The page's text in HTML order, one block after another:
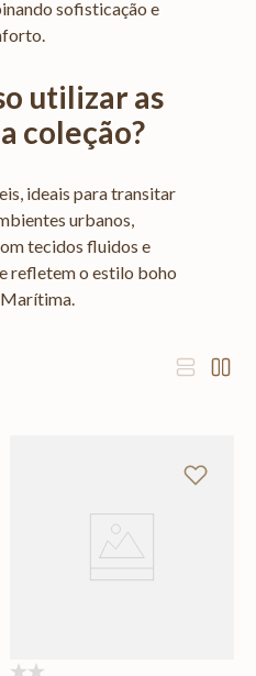
sofisticação e
utilizar as
coleção?
ideais para transitar
urbanos,
tecidos fluidos e
refletem o estilo boho